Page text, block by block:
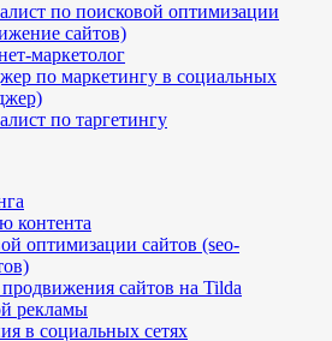
по поисковой оптимизации
сайтов)
маркетолог
по маркетингу в социальных
по таргетингу
контента
оптимизации сайтов (seo-
сайтов на Tilda
рекламы
в социальных сетях